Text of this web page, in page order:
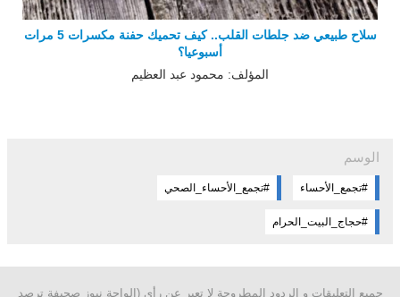
سلاح طبيعي ضد جلطات القلب.. كيف تحميك حفنة مكسرات 5 مرات
أسبوعيا؟
المؤلف: محمود عبد العظيم
الوسم
#تجمع_الأحساء #تجمع_الأحساء_الصحي
#حجاج_البيت_الحرام
جميع التعليقات و الردود المطروحة لا تعبر عن رأي (الواحة نيوز صحيفة ترصد